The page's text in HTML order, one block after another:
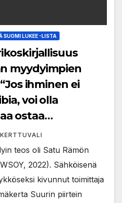
SUOMI LUKEE -LISTA
myydyimpien
ihminen ei
voi olla
ostaa
kertova kirja”
KERTTUVALI
teos oli Satu Rämön
2022). Sähköisenä
kivunnut toimittaja
Suurin piirtein